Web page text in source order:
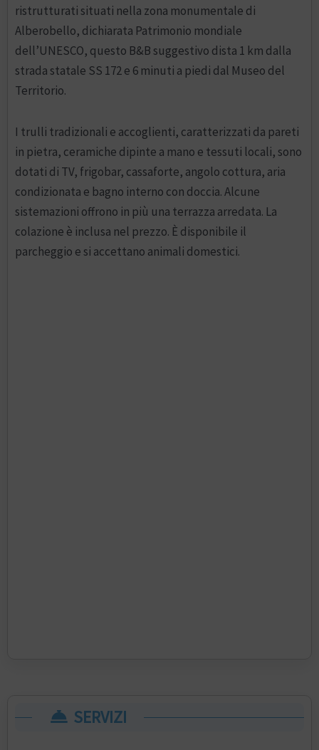
ristrutturati situati nella zona monumentale di
Alberobello, dichiarata Patrimonio mondiale
dell’UNESCO, questo B&B suggestivo dista 1 km dalla
strada statale SS 172 e 6 minuti a piedi dal Museo del
Territorio.
I trulli tradizionali e accoglienti, caratterizzati da pareti
in pietra, ceramiche dipinte a mano e tessuti locali, sono
dotati di TV, frigobar, cassaforte, angolo cottura, aria
condizionata e bagno interno con doccia. Alcune
sistemazioni offrono in più una terrazza arredata. La
colazione è inclusa nel prezzo. È disponibile il
parcheggio e si accettano animali domestici.
SERVIZI